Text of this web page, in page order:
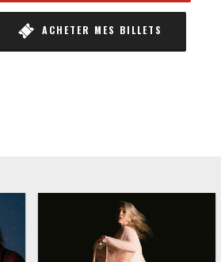
ACHETER MES BILLETS